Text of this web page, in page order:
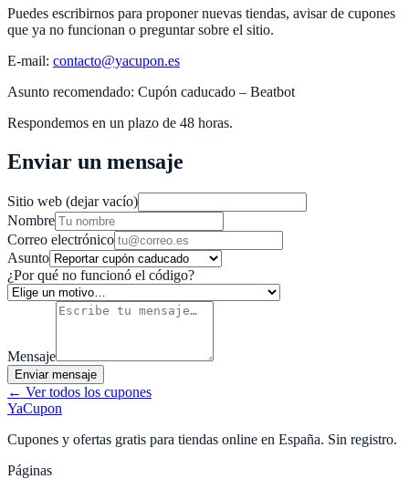
Puedes escribirnos para proponer nuevas tiendas, avisar de cupones
que ya no funcionan o preguntar sobre el sitio.
E‑mail: contacto@yacupon.es
Asunto recomendado: Cupón caducado – Beatbot
Respondemos en un plazo de 48 horas.
Enviar un mensaje
Sitio web (dejar vacío)
Nombre
Correo electrónico
Asunto
¿Por qué no funcionó el código?
Mensaje
Enviar mensaje
← Ver todos los cupones
YaCupon
Cupones y ofertas gratis para tiendas online en España. Sin registro.
Páginas